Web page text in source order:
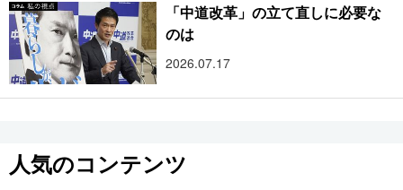
「中道改革」の立て直しに必要な
のは
2026.07.17
人気のコンテンツ